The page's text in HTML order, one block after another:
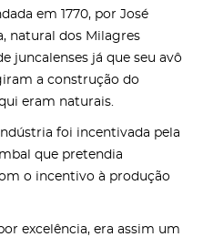
em 1770, por José
natural dos Milagres
juncalenses já que seu avô
a construção do
eram naturais.
foi incentivada pela
que pretendia
o incentivo à produção
excelência, era assim um